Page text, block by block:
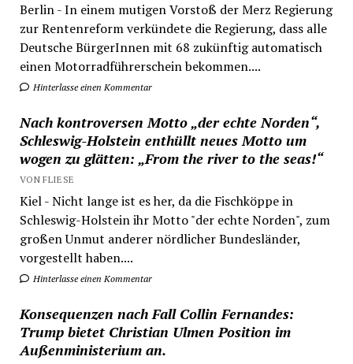
Berlin - In einem mutigen Vorstoß der Merz Regierung
zur Rentenreform verkündete die Regierung, dass alle
Deutsche BürgerInnen mit 68 zukünftig automatisch
einen Motorradführerschein bekommen....
Hinterlasse einen Kommentar
Nach kontroversen Motto „der echte Norden“,
Schleswig-Holstein enthüllt neues Motto um
wogen zu glätten: „From the river to the seas!“
VON FLIESE
Kiel - Nicht lange ist es her, da die Fischköppe in
Schleswig-Holstein ihr Motto "der echte Norden", zum
großen Unmut anderer nördlicher Bundesländer,
vorgestellt haben....
Hinterlasse einen Kommentar
Konsequenzen nach Fall Collin Fernandes:
Trump bietet Christian Ulmen Position im
Außenministerium an.